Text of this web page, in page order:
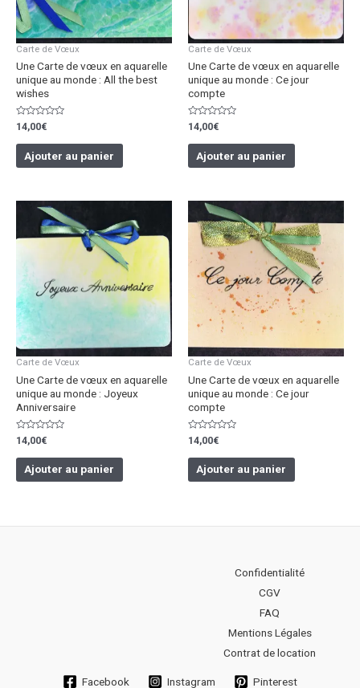
Carte de Vœux
Une Carte de vœux en aquarelle
unique au monde : All the best
wishes
Note
0
sur
14,00€
Ajouter au panier
Carte de Vœux
Une Carte de vœux en aquarelle
unique au monde : Ce jour
compte
Note
0
sur
14,00€
Ajouter au panier
Carte de Vœux
Une Carte de vœux en aquarelle
unique au monde : Joyeux
Anniversaire
Note
0
sur
14,00€
Ajouter au panier
Carte de Vœux
Une Carte de vœux en aquarelle
unique au monde : Ce jour
compte
Note
0
sur
14,00€
Ajouter au panier
Confidentialité
CGV
FAQ
Mentions Légales
Contrat de location
Facebook Instagram Pinterest